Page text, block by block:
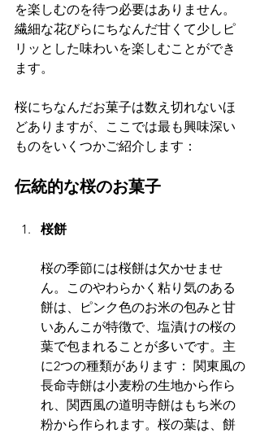
を楽しむのを待つ必要はありません。
繊細な花びらにちなんだ甘くて少しピ
リッとした味わいを楽しむことができ
ます。
桜にちなんだお菓子は数え切れないほ
どありますが、ここでは最も興味深い
ものをいくつかご紹介します：
伝統的な桜のお菓子
桜餅
桜の季節には桜餅は欠かせませ
ん。このやわらかく粘り気のある
餅は、ピンク色のお米の包みと甘
いあんこが特徴で、塩漬けの桜の
葉で包まれることが多いです。主
に2つの種類があります： 関東風の
長命寺餅は小麦粉の生地から作ら
れ、関西風の道明寺餅はもち米の
粉から作られます。桜の葉は、餅